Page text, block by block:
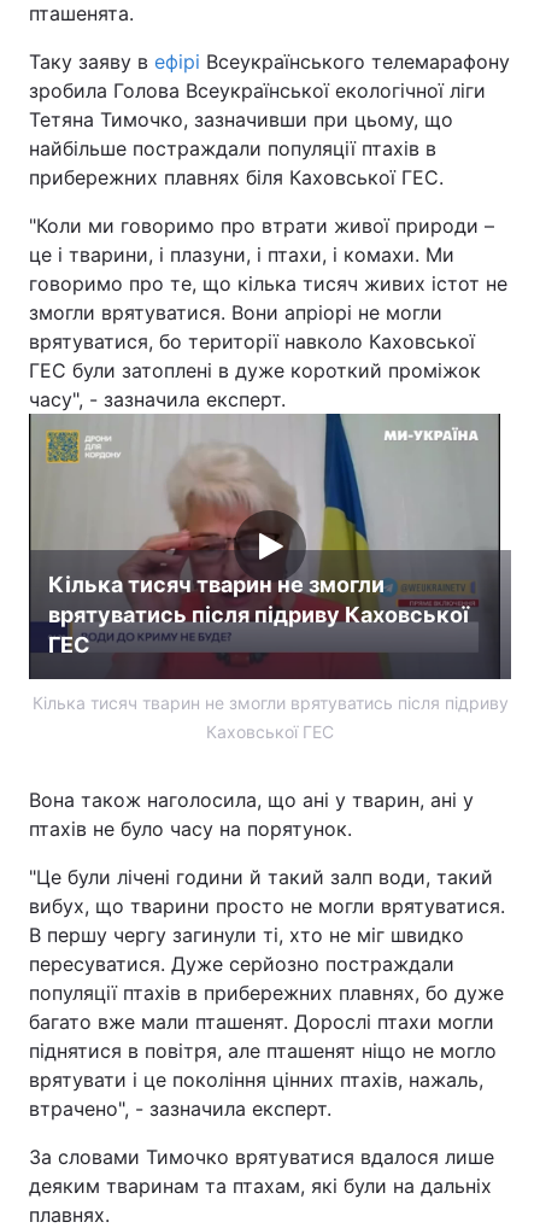
Спорт
Техно і зв'язок Лайт
Зброя Інциденти
Здоров'я Туризм
Цікавинки Погода
Екологія Регіони
Лонгріди
Відео з Youtube Статті
Вакансії
Контакти
Послуги
Тема оформлення
пташенята.
Таку заяву в ефірі Всеукраїнського телемарафону
зробила Голова Всеукраїнської екологічної ліги
Тетяна Тимочко, зазначивши при цьому, що
найбільше постраждали популяції птахів в
прибережних плавнях біля Каховської ГЕС.
"Коли ми говоримо про втрати живої природи –
це і тварини, і плазуни, і птахи, і комахи. Ми
говоримо про те, що кілька тисяч живих істот не
змогли врятуватися. Вони апріорі не могли
врятуватися, бо території навколо Каховської
ГЕС були затоплені в дуже короткий проміжок
часу", - зазначила експерт.
Кілька тисяч тварин не змогли
врятуватись після підриву Каховської
ГЕС
Кілька тисяч тварин не змогли врятуватись після підриву
Каховської ГЕС
Вона також наголосила, що ані у тварин, ані у
птахів не було часу на порятунок.
"Це були лічені години й такий залп води, такий
вибух, що тварини просто не могли врятуватися.
В першу чергу загинули ті, хто не міг швидко
пересуватися. Дуже серйозно постраждали
популяції птахів в прибережних плавнях, бо дуже
багато вже мали пташенят. Дорослі птахи могли
піднятися в повітря, але пташенят ніщо не могло
врятувати і це покоління цінних птахів, нажаль,
втрачено", - зазначила експерт.
За словами Тимочко врятуватися вдалося лише
деяким тваринам та птахам, які були на дальніх
плавнях.